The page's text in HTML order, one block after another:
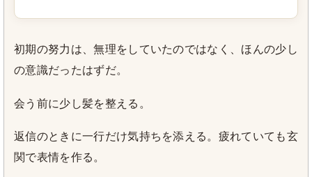
初期の努力は、無理をしていたのではなく、ほんの少し
の意識だったはずだ。
会う前に少し髪を整える。
返信のときに一行だけ気持ちを添える。疲れていても玄
関で表情を作る。